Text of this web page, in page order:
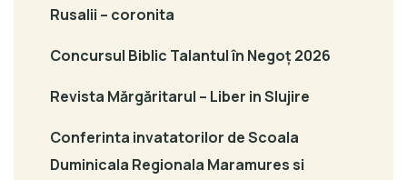
Rusalii – coronita
Concursul Biblic Talantul în Negoț 2026
Revista Mărgăritarul – Liber in Slujire
Conferinta invatatorilor de Scoala
Duminicala Regionala Maramures si